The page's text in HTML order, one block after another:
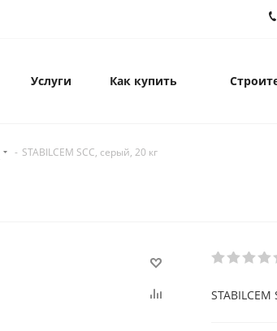
Услуги Как купить
- STABILCEM SCC, серый, 20 кг